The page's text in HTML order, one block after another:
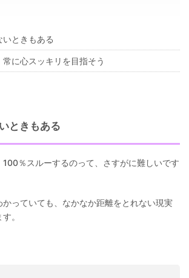
いときもある
に心スッキリを目指そう
ときもある
％スルーするのって、さすがに難しいです
かっていても、なかなか距離をとれない現実
。